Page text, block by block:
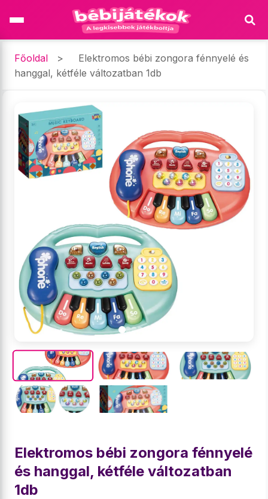
Főoldal >
Elektromos bébi zongora fénnyelé és
hanggal, kétféle változatban 1db
Elektromos bébi zongora fénnyelé
és hanggal, kétféle változatban
1db